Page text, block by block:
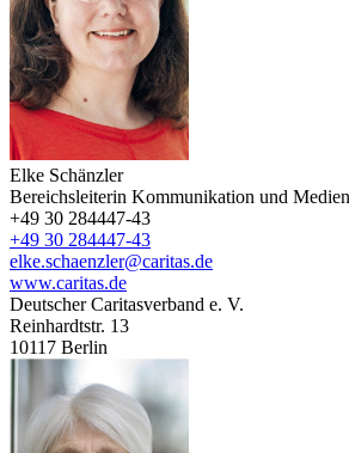
Elke Schänzler
Bereichsleiterin Kommunikation und
+49 30 284447-43
+49 30 284447-43
elke.schaenzler@caritas.de
www.caritas.de
Deutscher Caritasverband e. V.
Reinhardtstr. 13
10117 Berlin